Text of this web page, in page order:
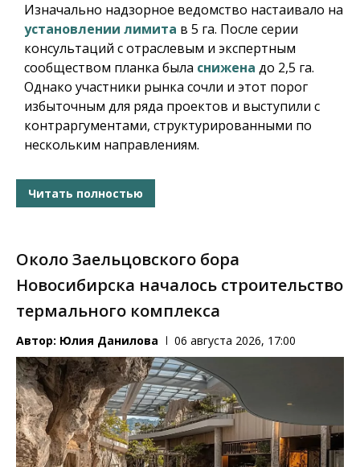
Изначально надзорное ведомство настаивало на
установлении лимита в 5 га. После серии
консультаций с отраслевым и экспертным
сообществом планка была снижена до 2,5 га.
Однако участники рынка сочли и этот порог
избыточным для ряда проектов и выступили с
контраргументами, структурированными по
нескольким направлениям.
Читать полностью
Около Заельцовского бора
Новосибирска началось строительство
термального комплекса
Автор: Юлия Данилова 06 августа 2026, 17:00